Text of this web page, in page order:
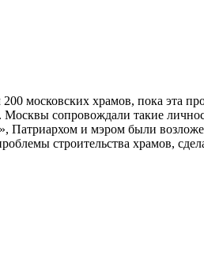
московских храмов, пока эта
сопровождали такие
и мэром были
строительства храмов,